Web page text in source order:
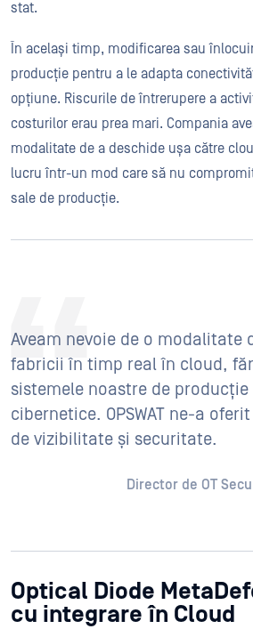
stat.
În același timp, modificarea sau
producție pentru a le adapta
opțiune. Riscurile de întrerupere a
costurilor erau prea mari. Compania
modalitate de a deschide ușa către
lucru într-un mod care să nu
sale de producție.
Aveam nevoie de o modalitate
fabricii în timp real în cloud,
sistemele noastre de
cibernetice. OPSWAT ne-a
de vizibilitate și securitate.
Director de OT
Optical Diode
cu integrare în Cloud